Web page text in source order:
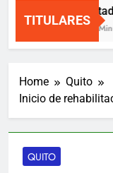
TITULARES
23
Home
Quito
Inicio de
QUITO